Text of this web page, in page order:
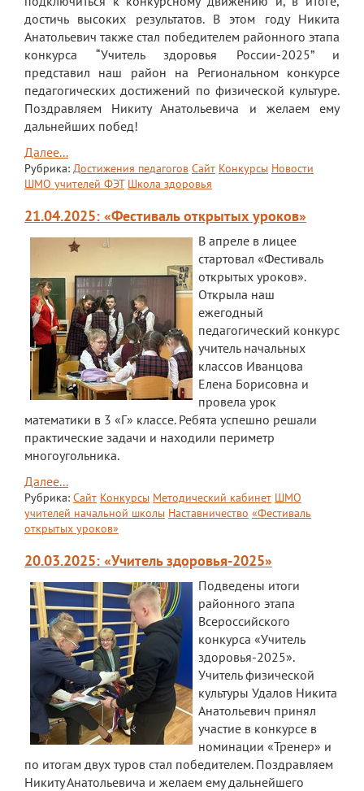
достичь высоких результатов. В этом году Никита
Анатольевич также стал победителем районного этапа
конкурса “Учитель здоровья России-2025” и
представил наш район на Региональном конкурсе
педагогических достижений по физической культуре.
Поздравляем Никиту Анатольевича и желаем ему
дальнейших побед!
Далее...
Рубрика: Достижения педагогов Сайт Конкурсы Новости
ШМО учителей ФЭТ Школа здоровья
21.04.2025: «Фестиваль открытых уроков»
В апреле в лицее
стартовал «Фестиваль
открытых уроков».
Открыла наш
ежегодный
педагогический конкурс
учитель начальных
классов Иванцова
Елена Борисовна и
провела урок
математики в 3 «Г» классе. Ребята успешно решали
практические задачи и находили периметр
многоугольника.
Далее...
Рубрика: Сайт Конкурсы Методический кабинет ШМО
учителей начальной школы Наставничество «Фестиваль
открытых уроков»
20.03.2025: «Учитель здоровья-2025»
Подведены итоги
районного этапа
Всероссийского
конкурса «Учитель
здоровья-2025».
Учитель физической
культуры Удалов Никита
Анатольевич принял
участие в конкурсе в
номинации «Тренер» и
по итогам двух туров стал победителем. Поздравляем
Никиту Анатольевича и желаем ему дальнейшего